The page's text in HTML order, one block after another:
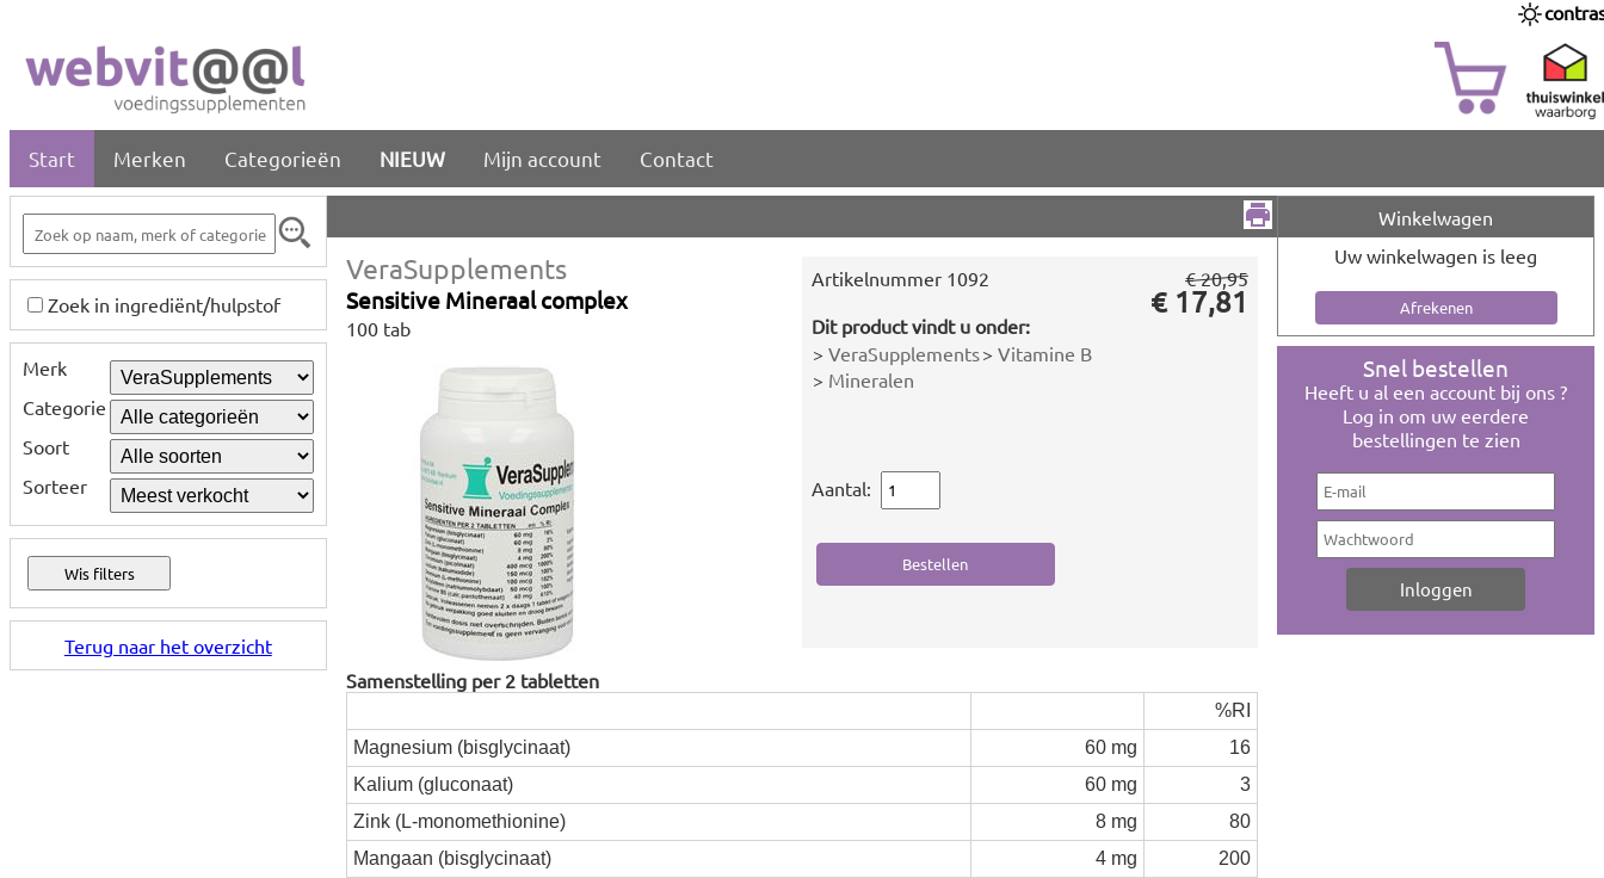
Start Merken Categorieën NIEUW Mijn account Contact
Zoek in ingrediënt/hulpstof
Merk
Categorie
Soort
Sorteer
Terug naar het overzicht
VeraSupplements
Sensitive Mineraal complex
100 tab
Artikelnummer 1092
Dit product vindt u onder:
> VeraSupplements> Vitamine B
> Mineralen
€ 20,95
€ 17,81
Aantal:
Samenstelling per 2 tabletten
%RI
Magnesium (bisglycinaat)
60 mg
16
Kalium (gluconaat)
60 mg
3
Zink (L-monomethionine)
8 mg
80
Mangaan (bisglycinaat)
4 mg
200
Winkelwagen
Uw winkelwagen is leeg
Snel bestellen
Heeft u al een account bij ons ?
Log in om uw eerdere
bestellingen te zien